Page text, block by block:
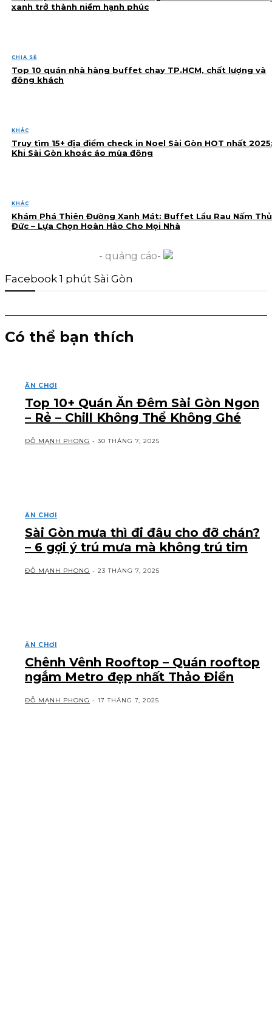
xanh trở thành niềm hạnh phúc
CHIA SẺ
Top 10 quán nhà hàng buffet chay TP.HCM, chất lượng và
đông khách
KHÁC
Truy tìm 15+ địa điểm check in Noel Sài Gòn HOT nhất
Khi Sài Gòn khoác áo mùa đông
KHÁC
Khám Phá Thiên Đường Xanh Mát: Buffet Lẩu Rau Nấm Thủ
Đức – Lựa Chọn Hoàn Hảo Cho Mọi Nhà
- quảng cáo-
Facebook 1 phút Sài Gòn
Có thể bạn thích
ĂN CHƠI
Top 10+ Quán Ăn Đêm Sài Gòn Ngon
– Rẻ – Chill Không Thể Không Ghé
ĐỖ MẠNH PHONG - 30 THÁNG 7, 2025
ĂN CHƠI
Sài Gòn mưa thì đi đâu cho đỡ chán?
– 6 gợi ý trú mưa mà không trú tim
ĐỖ MẠNH PHONG - 23 THÁNG 7, 2025
ĂN CHƠI
Chênh Vênh Rooftop – Quán rooftop
ngắm Metro đẹp nhất Thảo Điền
ĐỖ MẠNH PHONG - 17 THÁNG 7, 2025